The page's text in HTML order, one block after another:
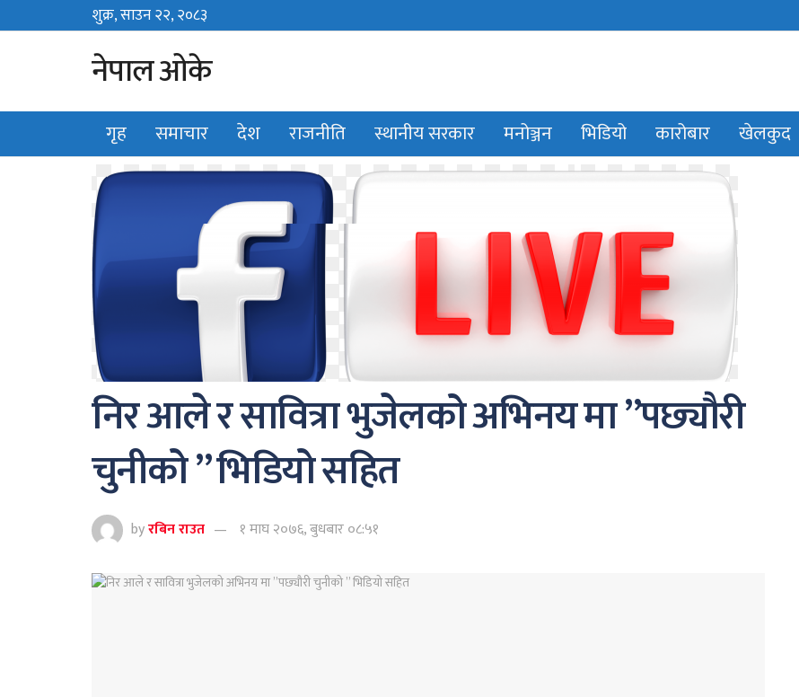
शुक्र, साउन २२, २०८३
नेपाल ओके
गृह समाचार देश राजनीति स्थानीय सरकार मनोञ्जन भिडियो कारोबार खेलकुद
निर आले र सावित्रा भुजेलको अभिनय मा ”पछ्यौरी
चुनीको ” भिडियो सहित
byरबिन राउत १ माघ २०७६, बुधबार ०८:५१